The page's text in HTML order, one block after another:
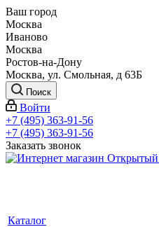
Ваш город
Москва
Иваново
Москва
Ростов-на-Дону
Москва, ул. Смольная, д 63Б
Поиск
Войти
+7 (495) 363-91-56
+7 (495) 363-91-56
Заказать звонок
Каталог